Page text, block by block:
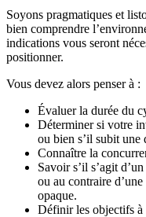
Soyons pragmatiques et
bien comprendre
indications vous seront
positionner.
Vous devez alors penser à :
Évaluer la durée du
Déterminer si votre
ou bien s’il subit une
Connaître la
Savoir s’il s’agit
ou au contraire
opaque.
Définir les objectifs à